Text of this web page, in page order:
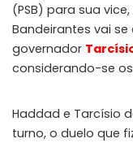
(PSB) para sua
Bandeirantes vai
governador
considerando-se
Haddad e Tarcísio
turno, o duelo que